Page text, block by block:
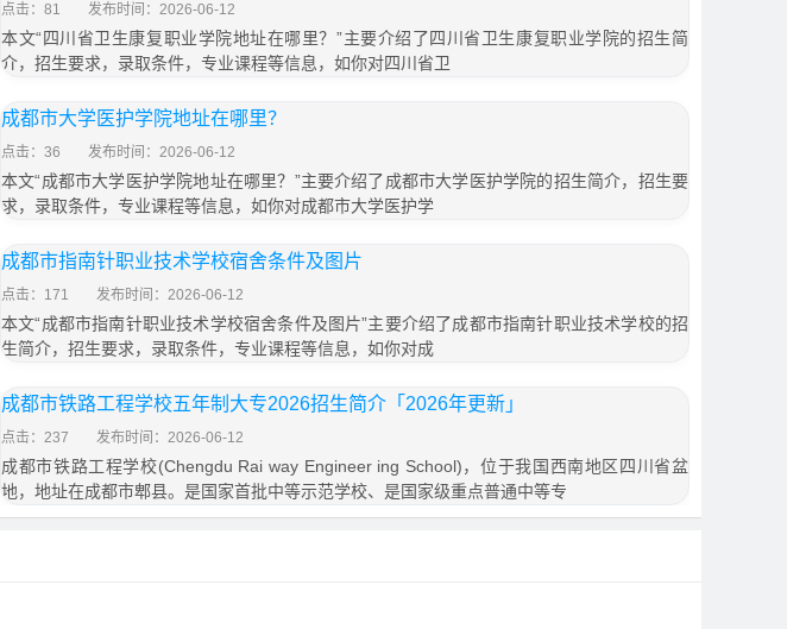
点击：81 发布时间：2026-06-12
本文“四川省卫生康复职业学院地址在哪里？”主要介绍了四川省卫生康复职业学院的招生简
介，招生要求，录取条件，专业课程等信息，如你对四川省卫
成都市大学医护学院地址在哪里？
点击：36 发布时间：2026-06-12
本文“成都市大学医护学院地址在哪里？”主要介绍了成都市大学医护学院的招生简介，招生要
求，录取条件，专业课程等信息，如你对成都市大学医护学
成都市指南针职业技术学校宿舍条件及图片
点击：171 发布时间：2026-06-12
本文“成都市指南针职业技术学校宿舍条件及图片”主要介绍了成都市指南针职业技术学校的招
生简介，招生要求，录取条件，专业课程等信息，如你对成
成都市铁路工程学校五年制大专2026招生简介「2026年更新」
点击：237 发布时间：2026-06-12
成都市铁路工程学校(Chengdu Rai way Engineer ing School)，位于我国西南地区四川省盆
地，地址在成都市郫县。是国家首批中等示范学校、是国家级重点普通中等专